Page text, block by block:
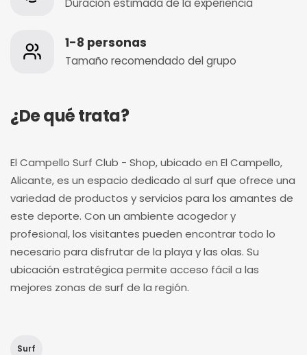
1-8 personas
Tamaño recomendado del grupo
¿De qué trata?
El Campello Surf Club - Shop, ubicado en El Campello,
Alicante, es un espacio dedicado al surf que ofrece una
variedad de productos y servicios para los amantes de
este deporte. Con un ambiente acogedor y
profesional, los visitantes pueden encontrar todo lo
necesario para disfrutar de la playa y las olas. Su
ubicación estratégica permite acceso fácil a las
mejores zonas de surf de la región.
Surf